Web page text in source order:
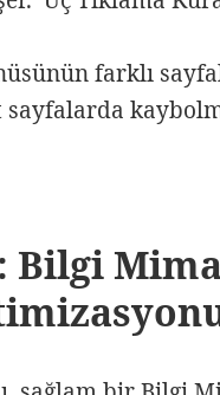
farklı